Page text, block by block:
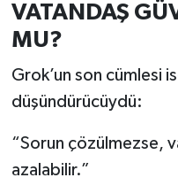
VATANDAŞ
MU?
Grok’un son cümlesi
düşündürücüydü:
“Sorun çözülmezse,
azalabilir.”